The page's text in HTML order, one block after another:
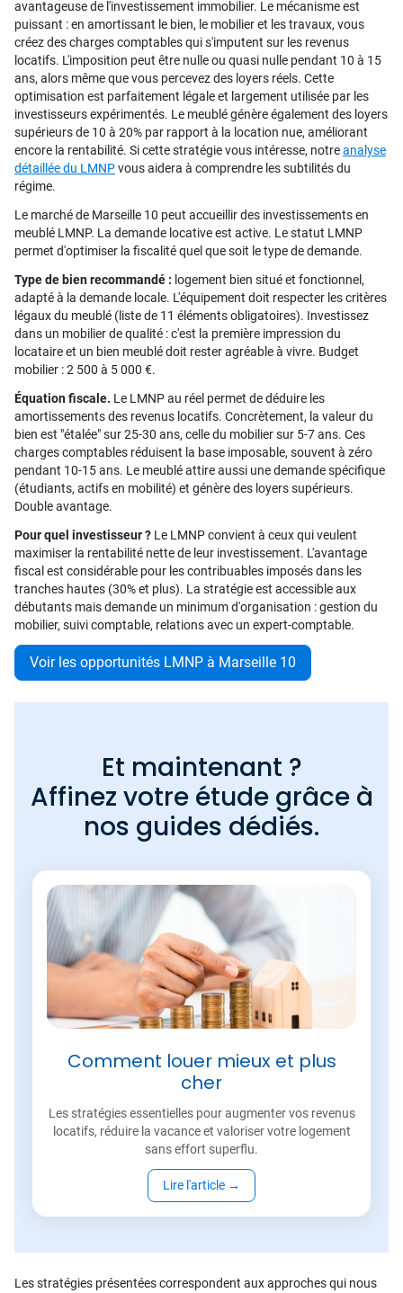
avantageuse de l'investissement immobilier. Le mécanisme est
puissant : en amortissant le bien, le mobilier et les travaux, vous
créez des charges comptables qui s'imputent sur les revenus
locatifs. L'imposition peut être nulle ou quasi nulle pendant 10 à 15
ans, alors même que vous percevez des loyers réels. Cette
optimisation est parfaitement légale et largement utilisée par les
investisseurs expérimentés. Le meublé génère également des loyers
supérieurs de 10 à 20% par rapport à la location nue, améliorant
encore la rentabilité. Si cette stratégie vous intéresse, notreanalyse
détaillée du LMNPvous aidera à comprendre les subtilités du
régime.
Le marché de Marseille 10 peut accueillir des investissements en
meublé LMNP. La demande locative est active. Le statut LMNP
permet d'optimiser la fiscalité quel que soit le type de demande.
Type de bien recommandé : logement bien situé et fonctionnel,
adapté à la demande locale. L'équipement doit respecter les critères
légaux du meublé (liste de 11 éléments obligatoires). Investissez
dans un mobilier de qualité : c'est la première impression du
locataire et un bien meublé doit rester agréable à vivre. Budget
mobilier : 2 500 à 5 000 €.
Équation fiscale. Le LMNP au réel permet de déduire les
amortissements des revenus locatifs. Concrètement, la valeur du
bien est "étalée" sur 25-30 ans, celle du mobilier sur 5-7 ans. Ces
charges comptables réduisent la base imposable, souvent à zéro
pendant 10-15 ans. Le meublé attire aussi une demande spécifique
(étudiants, actifs en mobilité) et génère des loyers supérieurs.
Double avantage.
Pour quel investisseur ? Le LMNP convient à ceux qui veulent
maximiser la rentabilité nette de leur investissement. L'avantage
fiscal est considérable pour les contribuables imposés dans les
tranches hautes (30% et plus). La stratégie est accessible aux
débutants mais demande un minimum d'organisation : gestion du
mobilier, suivi comptable, relations avec un expert-comptable.
Voir les opportunités LMNP à Marseille 10
Et maintenant ?
Affinez votre étude grâce à
nos guides dédiés.
Comment louer mieux et plus
cher
Les stratégies essentielles pour augmenter vos revenus
locatifs, réduire la vacance et valoriser votre logement
sans effort superflu.
Lire l'article →
Les stratégies présentées correspondent aux approches qui nous